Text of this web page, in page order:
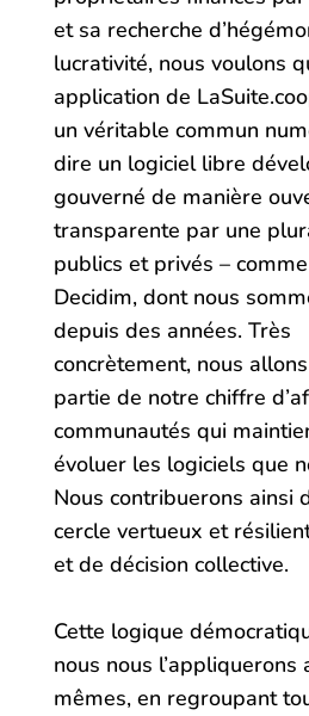
et sa recherche
lucrativité, nous voulons
application de
un véritable commun
dire un logiciel libre
gouverné de manière
transparente par une
publics et privés –
Decidim, dont nous
depuis des années. Très
concrètement, nous
partie de notre chiffre
communautés qui
évoluer les logiciels que
Nous contribuerons ainsi
cercle vertueux et
et de décision collective.
Cette logique
nous nous l’appliquerons
mêmes, en regroupant